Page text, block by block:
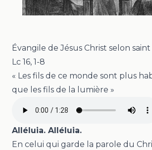
Évangile de Jésus Christ selon
Lc 16, 1-8
« Les fils de ce monde sont plus
que les fils de la lumière »
Alléluia. Alléluia.
En celui qui garde la parole du